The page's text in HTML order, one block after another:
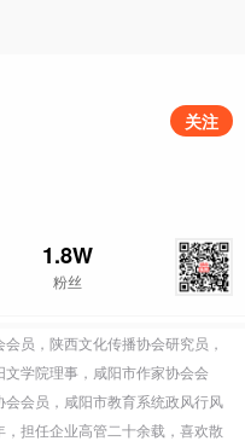
关注
1.8W
粉丝
员，陕西文化传播协会研究员，
学院理事，咸阳市作家协会会
会员，咸阳市教育系统政风行风
担任企业高管二十余载，喜欢散